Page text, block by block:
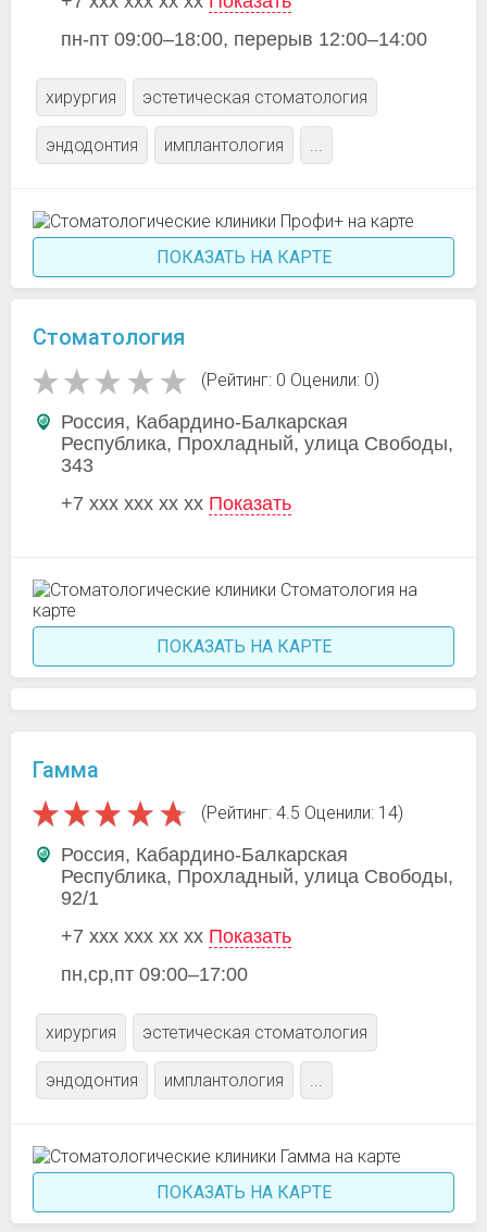
пн-пт 09:00–18:00, перерыв 12:00–14:00
хирургия эстетическая стоматология
эндодонтия имплантология ...
ПОКАЗАТЬ НА КАРТЕ
Стоматология
(Рейтинг: 0 Оценили: 0)
Россия, Кабардино-Балкарская
Республика, Прохладный, улица Свободы,
343
+7 xxx xxx xx xx Показать
ПОКАЗАТЬ НА КАРТЕ
Гамма
(Рейтинг: 4.5 Оценили: 14)
Россия, Кабардино-Балкарская
Республика, Прохладный, улица Свободы,
92/1
+7 xxx xxx xx xx Показать
пн,ср,пт 09:00–17:00
хирургия эстетическая стоматология
эндодонтия имплантология ...
ПОКАЗАТЬ НА КАРТЕ